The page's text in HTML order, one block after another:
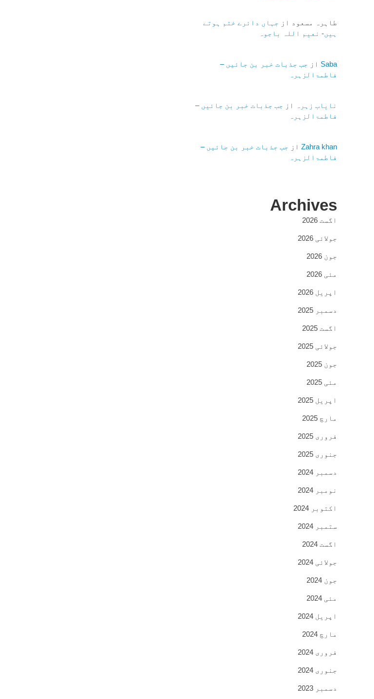
طاہرہ مسعود از جہاں دائرے ختم ہوتے
ہیں- نعیم اللہ باجوہ
Saba از جب جذبات خبر بن جائیں –
فاطمۃالزہرہ
نایاب زہرہ از جب جذبات خبر بن جائیں –
فاطمۃالزہرہ
Zahra khanاز جب جذبات خبر بن جائیں –
فاطمۃالزہرہ
Archives
اگست 2026
جولائی 2026
جون 2026
مئی 2026
اپریل 2026
دسمبر 2025
اگست 2025
جولائی 2025
جون 2025
مئی 2025
اپریل 2025
مارچ 2025
فروری 2025
جنوری 2025
دسمبر 2024
نومبر 2024
اکتوبر 2024
ستمبر 2024
اگست 2024
جولائی 2024
جون 2024
مئی 2024
اپریل 2024
مارچ 2024
فروری 2024
جنوری 2024
دسمبر 2023